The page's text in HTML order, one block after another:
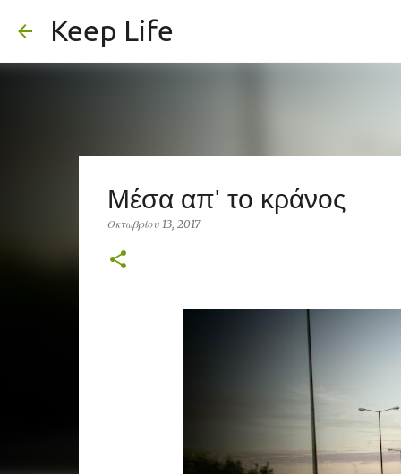
Keep Life
Μέσα απ' το κράνος
Οκτωβρίου 13, 2017